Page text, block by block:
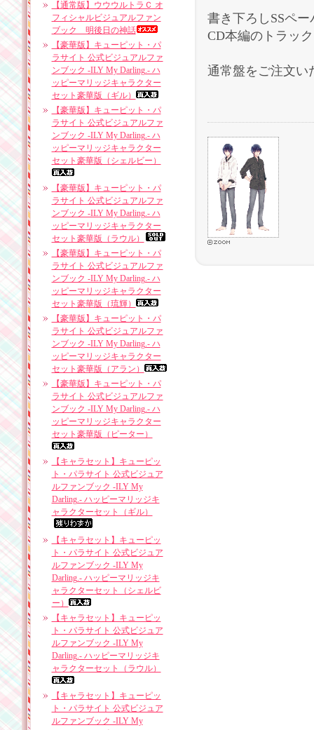
【通常版】ウウウルトラＣ オ
フィシャルビジュアルファン
ブック 明後日の神話
【豪華版】キューピット・パ
ラサイト 公式ビジュアルファ
ンブック -ILY My Darling.- ハ
ッピーマリッジキャラクター
セット豪華版（ギル）
【豪華版】キューピット・パ
ラサイト 公式ビジュアルファ
ンブック -ILY My Darling.- ハ
ッピーマリッジキャラクター
セット豪華版（シェルビー）
【豪華版】キューピット・パ
ラサイト 公式ビジュアルファ
ンブック -ILY My Darling.- ハ
ッピーマリッジキャラクター
セット豪華版（ラウル）
【豪華版】キューピット・パ
ラサイト 公式ビジュアルファ
ンブック -ILY My Darling.- ハ
ッピーマリッジキャラクター
セット豪華版（琉輝）
【豪華版】キューピット・パ
ラサイト 公式ビジュアルファ
ンブック -ILY My Darling.- ハ
ッピーマリッジキャラクター
セット豪華版（アラン）
【豪華版】キューピット・パ
ラサイト 公式ビジュアルファ
ンブック -ILY My Darling.- ハ
ッピーマリッジキャラクター
セット豪華版（ピーター）
【キャラセット】キューピッ
ト・パラサイト 公式ビジュア
ルファンブック -ILY My
Darling.- ハッピーマリッジキ
ャラクターセット（ギル）
【キャラセット】キューピッ
ト・パラサイト 公式ビジュア
ルファンブック -ILY My
Darling.- ハッピーマリッジキ
ャラクターセット（シェルビ
ー）
【キャラセット】キューピッ
ト・パラサイト 公式ビジュア
ルファンブック -ILY My
Darling.- ハッピーマリッジキ
ャラクターセット（ラウル）
【キャラセット】キューピッ
ト・パラサイト 公式ビジュア
ルファンブック -ILY My
書き下ろしSSペ
CD本編のトラッ
通常盤をご注文い